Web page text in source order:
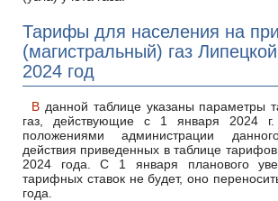
Тарифы для населения на
(магистральный) газ
2024 год
В данной таблице указаны параметры тарифных ставок на
газ, действующие с 1 января 2024 г.
положениями администрации
действия приведенных в таблице
2024 года. С 1 января планового
тарифных ставок не будет, оно
года.